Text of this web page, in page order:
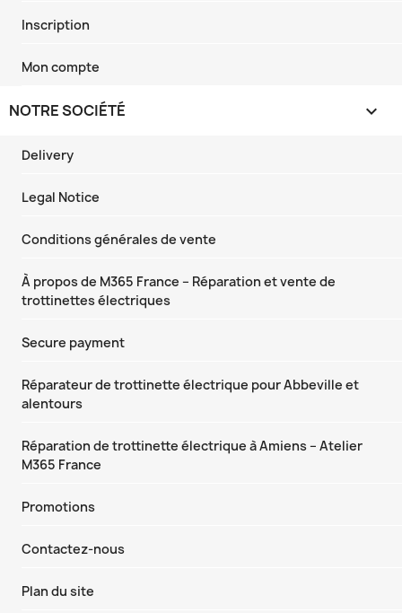
Inscription
Mon compte
NOTRE SOCIÉTÉ 
Delivery
Legal Notice
Conditions générales de vente
À propos de M365 France – Réparation et vente de
trottinettes électriques
Secure payment
Réparateur de trottinette électrique pour Abbeville et
alentours
Réparation de trottinette électrique à Amiens – Atelier
M365 France
Promotions
Contactez-nous
Plan du site